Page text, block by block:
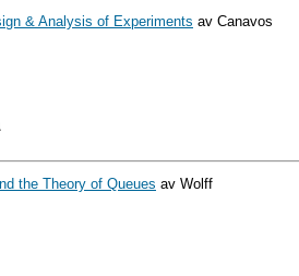
& Analysis of Experiments av Canavos
the Theory of Queues av Wolff